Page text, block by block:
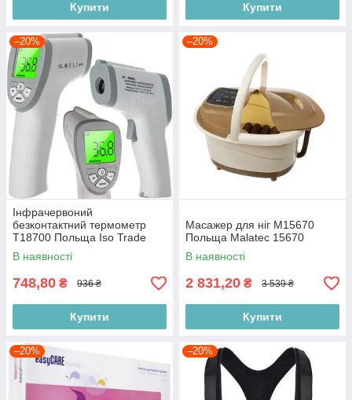
Купити Купити
–20%
Інфрачервоний
безконтактний термометр
T18700 Польща Iso Trade
18700
В наявності
748,80 ₴ 936 ₴
Купити
–20%
Масажер для ніг M15670
Польща Malatec 15670
В наявності
2 831,20 ₴ 3 539 ₴
Купити
–20% –20%